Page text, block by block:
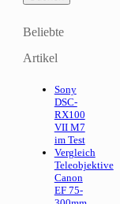
Beliebte
Artikel
Sony
DSC-
RX100
VII M7
im Test
Vergleich
Teleobjektive
Canon
EF 75-